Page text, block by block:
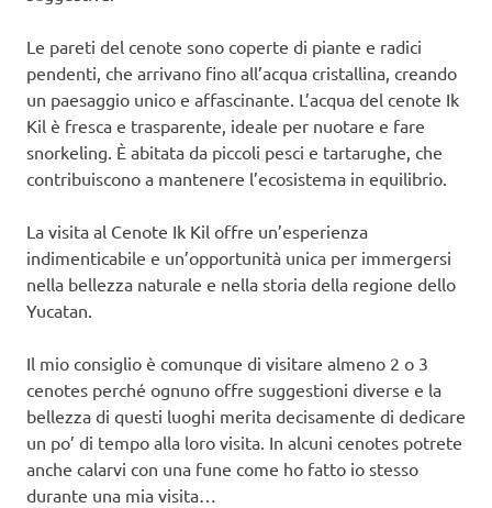
Le pareti del cenote sono coperte di piante e radici
pendenti, che arrivano fino all’acqua cristallina, creando
un paesaggio unico e affascinante. L’acqua del cenote Ik
Kil è fresca e trasparente, ideale per nuotare e fare
snorkeling. È abitata da piccoli pesci e tartarughe, che
contribuiscono a mantenere l’ecosistema in equilibrio.
La visita al Cenote Ik Kil offre un’esperienza
indimenticabile e un’opportunità unica per immergersi
nella bellezza naturale e nella storia della regione dello
Yucatan.
Il mio consiglio è comunque di visitare almeno 2 o 3
cenotes perché ognuno offre suggestioni diverse e la
bellezza di questi luoghi merita decisamente di dedicare
un po’ di tempo alla loro visita. In alcuni cenotes potrete
anche calarvi con una fune come ho fatto io stesso
durante una mia visita…